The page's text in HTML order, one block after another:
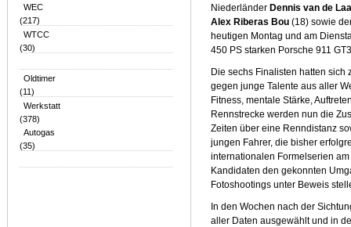
WEC
(217)
WTCC
(30)
Oldtimer
(11)
Werkstatt
(378)
Autogas
(35)
Niederländer Dennis van de
Alex Riberas Bou (18) sowie
heutigen Montag und am
450 PS starken Porsche 911
Die sechs Finalisten hatten
gegen junge Talente aus aller
Fitness, mentale Stärke,
Rennstrecke werden nun die
Zeiten über eine Renndistanz
jungen Fahrer, die bisher
internationalen Formelserien
Kandidaten den gekonnten
Fotoshootings unter Beweis
In den Wochen nach der
aller Daten ausgewählt und in